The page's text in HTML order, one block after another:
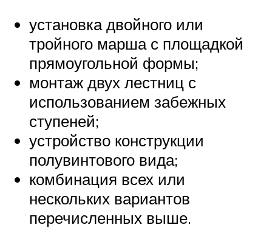
установка двойного или
тройного марша с площадкой
прямоугольной формы;
монтаж двух лестниц с
использованием забежных
ступеней;
устройство конструкции
полувинтового вида;
комбинация всех или
нескольких вариантов
перечисленных выше.